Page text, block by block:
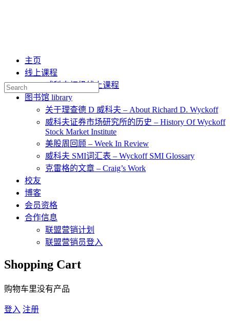
主页
线上课程
威科夫初级线上课程
图书馆 library
关于理查德 D 威科夫 – About Richard D. Wyckoff
威科夫证券市场研究所的历史 – History Of Wyckoff
Stock Market Institute
美股周回顾 – Week In Review
威科夫 SMI词汇表 – Wyckoff SMI Glossary
克雷格的文章 – Craig’s Work
校友
博客
会员资格
合作信息
联盟营销计划
联盟营销员登入
Shopping Cart
购物车里没有产品
登入 注册
Search
for: